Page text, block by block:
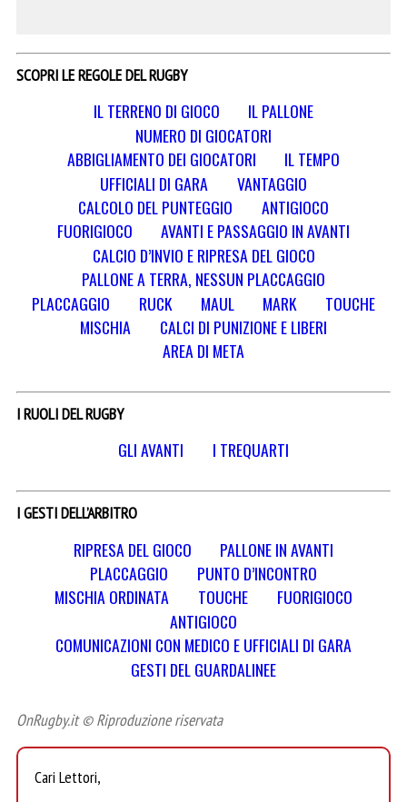
SCOPRI LE REGOLE DEL RUGBY
IL TERRENO DI GIOCO
IL PALLONE
NUMERO DI GIOCATORI
ABBIGLIAMENTO DEI GIOCATORI
IL TEMPO
UFFICIALI DI GARA
VANTAGGIO
CALCOLO DEL PUNTEGGIO
ANTIGIOCO
FUORIGIOCO
AVANTI E PASSAGGIO IN AVANTI
CALCIO D’INVIO E RIPRESA DEL GIOCO
PALLONE A TERRA, NESSUN PLACCAGGIO
PLACCAGGIO
RUCK MAUL MARK
TOUCHE
MISCHIA
CALCI DI PUNIZIONE E LIBERI
AREA DI META
I RUOLI DEL RUGBY
GLI AVANTI I TREQUARTI
I GESTI DELL’ARBITRO
RIPRESA DEL GIOCO
PALLONE IN AVANTI
PLACCAGGIO
PUNTO D’INCONTRO
MISCHIA ORDINATA
TOUCHE
FUORIGIOCO
ANTIGIOCO
COMUNICAZIONI CON MEDICO E UFFICIALI DI GARA
GESTI DEL GUARDALINEE
OnRugby.it © Riproduzione riservata
Cari Lettori,